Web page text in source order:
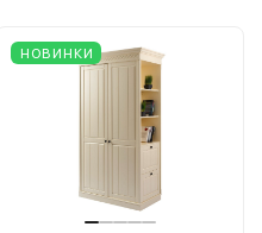
НОВИНКИ